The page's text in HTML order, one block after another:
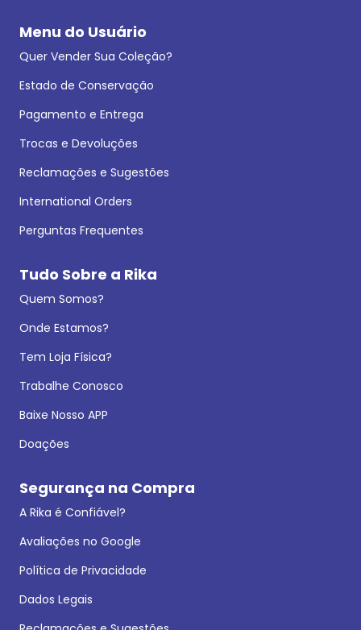
Menu do Usuário
Quer Vender Sua Coleção?
Estado de Conservação
Pagamento e Entrega
Trocas e Devoluções
Reclamações e Sugestões
International Orders
Perguntas Frequentes
Tudo Sobre a Rika
Quem Somos?
Onde Estamos?
Tem Loja Física?
Trabalhe Conosco
Baixe Nosso APP
Doações
Segurança na Compra
A Rika é Confiável?
Avaliações no Google
Política de Privacidade
Dados Legais